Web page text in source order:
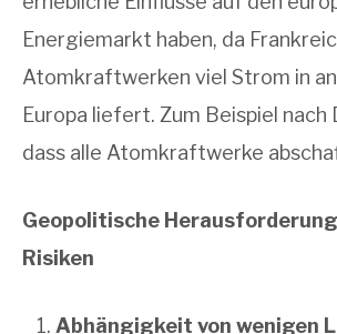
Energiemarkt haben, da
Atomkraftwerken viel Strom in
Europa liefert. Zum Beispiel nach
dass alle Atomkraftwerke
Geopolitische
Risiken
Abhängigkeit von wenigen